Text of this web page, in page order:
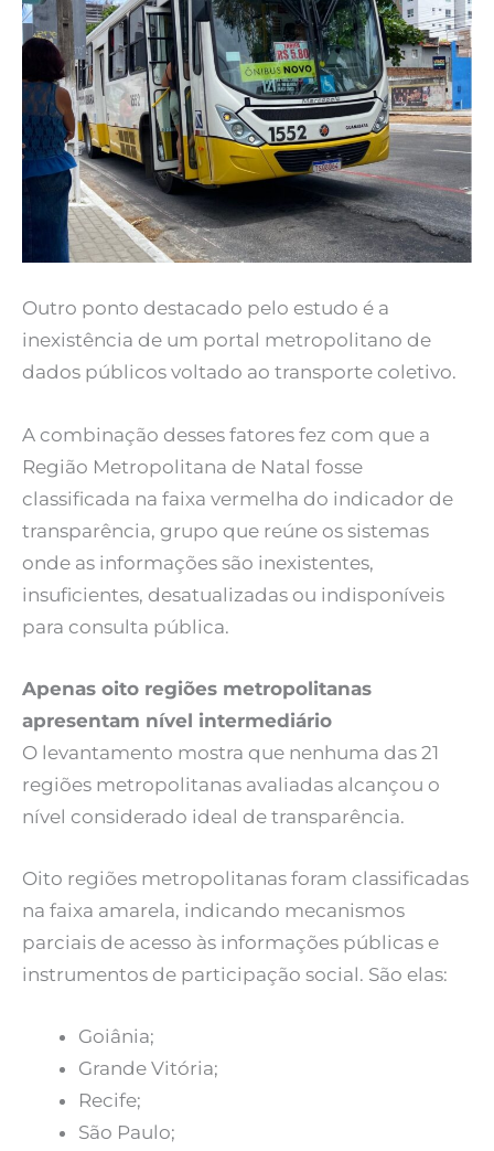
Outro ponto destacado pelo estudo é a
inexistência de um portal metropolitano de
dados públicos voltado ao transporte coletivo.
A combinação desses fatores fez com que a
Região Metropolitana de Natal fosse
classificada na faixa vermelha do indicador de
transparência, grupo que reúne os sistemas
onde as informações são inexistentes,
insuficientes, desatualizadas ou indisponíveis
para consulta pública.
Apenas oito regiões metropolitanas
apresentam nível intermediário
O levantamento mostra que nenhuma das 21
regiões metropolitanas avaliadas alcançou o
nível considerado ideal de transparência.
Oito regiões metropolitanas foram classificadas
na faixa amarela, indicando mecanismos
parciais de acesso às informações públicas e
instrumentos de participação social. São elas:
Goiânia;
Grande Vitória;
Recife;
São Paulo;